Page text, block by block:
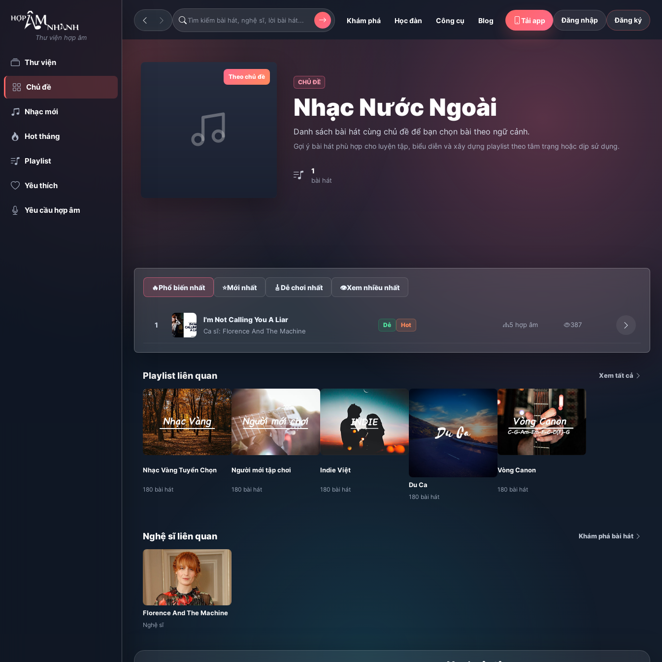
Thư viện hợp âm
Thư viện
Chủ đề
Nhạc mới
Hot tháng
Playlist
Yêu thích
Yêu cầu hợp âm
Khám phá Học đàn Công cụ Blog Tải app Đăng nhập Đăng ký
Theo chủ đề
CHỦ ĐỀ
Nhạc Nước Ngoài
Danh sách bài hát cùng chủ đề để bạn chọn bài theo ngữ cảnh.
Gợi ý bài hát phù hợp cho luyện tập, biểu diễn và xây dựng playlist theo tâm trạng hoặc dịp sử dụng.
1
bài hát
🔥Phổ biến nhất ⭐Mới nhất 🎸Dễ chơi nhất 👁Xem nhiều nhất
1
I'm Not Calling You A Liar
Ca sĩ: Florence And The Machine
Dễ Hot 5 hợp âm 387
Playlist liên quan Xem tất cả
Nhạc Vàng Tuyển Chọn
180 bài hát
Người mới tập chơi
180 bài hát
Indie Việt
180 bài hát
Du Ca
180 bài hát
Vòng Canon
180 bài hát
Nghệ sĩ liên quan Khám phá bài hát
Florence And The Machine
Nghệ sĩ